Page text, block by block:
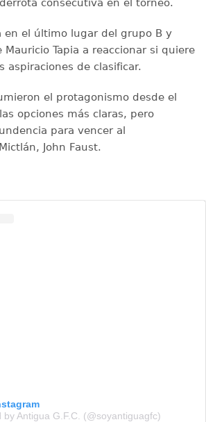
consecutiva en el torneo.
en el último lugar del grupo B y
Tapia a reaccionar si quiere
aspiraciones de clasificar.
el protagonismo desde el
opciones más claras, pero
para vencer al
John Faust.
by Antigua G.F.C. (@soyantiguagfc)